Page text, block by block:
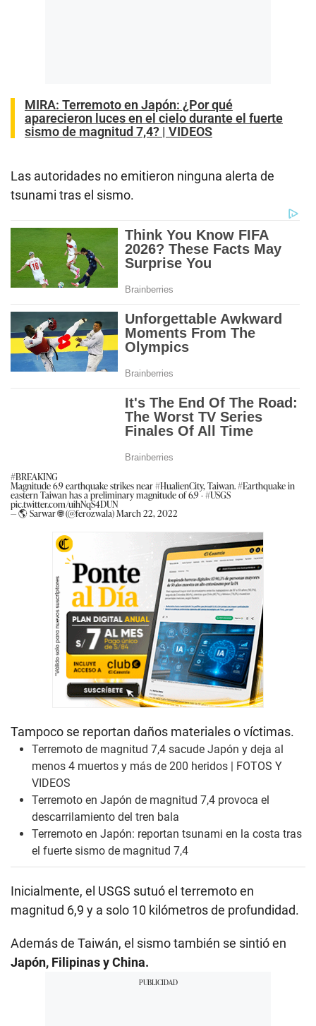
MIRA: Terremoto en Japón: ¿Por qué
aparecieron luces en el cielo durante el fuerte
sismo de magnitud 7,4? | VIDEOS
Las autoridades no emitieron ninguna alerta de
tsunami tras el sismo.
#BREAKING
Magnitude 6.9 earthquake strikes near#HualienCity, Taiwan.#Earthquakein
eastern Taiwan has a preliminary magnitude of 6.9 -#USGS
pic.twitter.com/uihNqS4DUN
— 🌎 Sarwar 🌐 (@ferozwala)March 22, 2022
Tampoco se reportan daños materiales o víctimas.
Terremoto de magnitud 7,4 sacude Japón y deja al
menos 4 muertos y más de 200 heridos | FOTOS Y
VIDEOS
Terremoto en Japón de magnitud 7,4 provoca el
descarrilamiento del tren bala
Terremoto en Japón: reportan tsunami en la costa tras
el fuerte sismo de magnitud 7,4
Inicialmente, el USGS sutuó el terremoto en
magnitud 6,9 y a solo 10 kilómetros de profundidad.
Además de Taiwán, el sismo también se sintió en
Japón, Filipinas y China.